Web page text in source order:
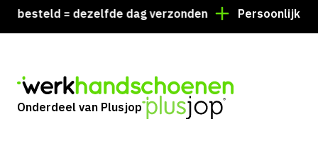
= dezelfde dag verzonden Persoonlijk
Onderdeel van Plusjop